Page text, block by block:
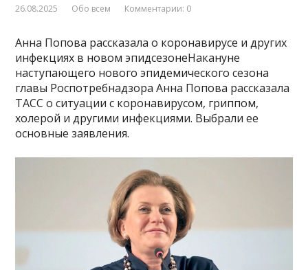
26.08.2025 Обо всем Комментарии: 0
Анна Попова рассказала о коронавирусе и других
инфекциях в новом эпидсезонеНакануне
наступающего нового эпидемического сезона
главы Роспотребнадзора Анна Попова рассказала
ТАСС о ситуации с коронавирусом, гриппом,
холерой и другими инфекциями. Выбрали ее
основные заявления.